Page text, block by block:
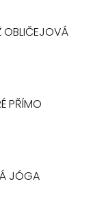
OBLIČEJOVÁ
PŘÍMO
JÓGA